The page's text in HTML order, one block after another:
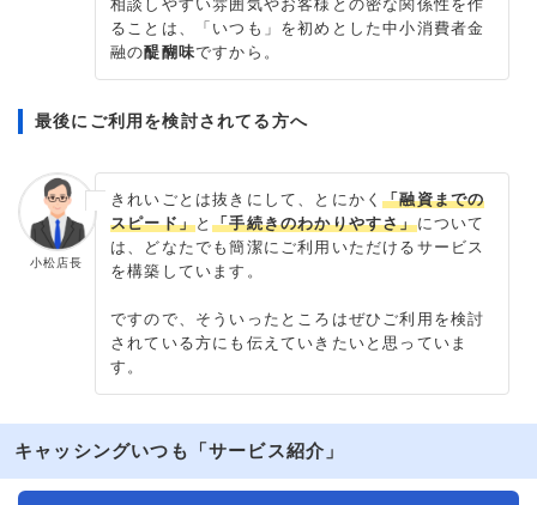
相談しやすい雰囲気やお客様との密な関係性を作
ることは、「いつも」を初めとした中小消費者金
融の醍醐味ですから。
最後にご利用を検討されてる方へ
小松店長
きれいごとは抜きにして、とにかく「融資までの
スピード」と「手続きのわかりやすさ」について
は、どなたでも簡潔にご利用いただけるサービス
を構築しています。
ですので、そういったところはぜひご利用を検討
されている方にも伝えていきたいと思っていま
す。
キャッシングいつも「サービス紹介」